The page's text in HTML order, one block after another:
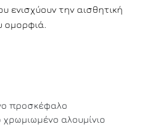
ενισχύουν την αισθητική
ομορφιά.
προσκέφαλο
αλουμίνιο